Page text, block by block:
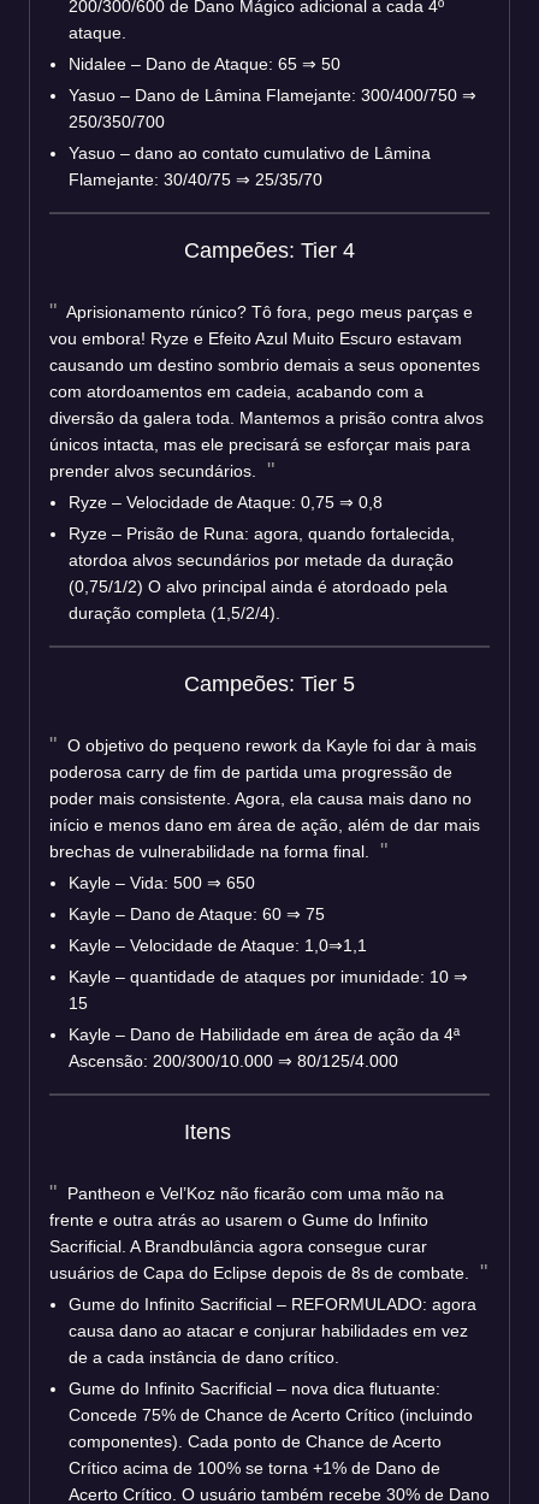
200/300/600 de Dano Mágico adicional a cada 4º
ataque.
Nidalee – Dano de Ataque: 65 ⇒ 50
Yasuo – Dano de Lâmina Flamejante: 300/400/750 ⇒
250/350/700
Yasuo – dano ao contato cumulativo de Lâmina
Flamejante: 30/40/75 ⇒ 25/35/70
Campeões: Tier 4
Aprisionamento rúnico? Tô fora, pego meus parças e
vou embora! Ryze e Efeito Azul Muito Escuro estavam
causando um destino sombrio demais a seus oponentes
com atordoamentos em cadeia, acabando com a
diversão da galera toda. Mantemos a prisão contra alvos
únicos intacta, mas ele precisará se esforçar mais para
prender alvos secundários.
Ryze – Velocidade de Ataque: 0,75 ⇒ 0,8
Ryze – Prisão de Runa: agora, quando fortalecida,
atordoa alvos secundários por metade da duração
(0,75/1/2) O alvo principal ainda é atordoado pela
duração completa (1,5/2/4).
Campeões: Tier 5
O objetivo do pequeno rework da Kayle foi dar à mais
poderosa carry de fim de partida uma progressão de
poder mais consistente. Agora, ela causa mais dano no
início e menos dano em área de ação, além de dar mais
brechas de vulnerabilidade na forma final.
Kayle – Vida: 500 ⇒ 650
Kayle – Dano de Ataque: 60 ⇒ 75
Kayle – Velocidade de Ataque: 1,0⇒1,1
Kayle – quantidade de ataques por imunidade: 10 ⇒
15
Kayle – Dano de Habilidade em área de ação da 4ª
Ascensão: 200/300/10.000 ⇒ 80/125/4.000
Itens
Pantheon e Vel’Koz não ficarão com uma mão na
frente e outra atrás ao usarem o Gume do Infinito
Sacrificial. A Brandbulância agora consegue curar
usuários de Capa do Eclipse depois de 8s de combate.
Gume do Infinito Sacrificial – REFORMULADO: agora
causa dano ao atacar e conjurar habilidades em vez
de a cada instância de dano crítico.
Gume do Infinito Sacrificial – nova dica flutuante:
Concede 75% de Chance de Acerto Crítico (incluindo
componentes). Cada ponto de Chance de Acerto
Crítico acima de 100% se torna +1% de Dano de
Acerto Crítico. O usuário também recebe 30% de Dano